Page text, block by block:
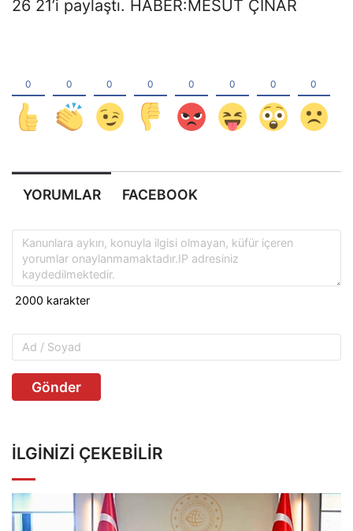
26 21’i paylaştı. HABER:MESUT ÇINAR
YORUMLAR FACEBOOK
Gönder
İLGINIZI ÇEKEBILIR